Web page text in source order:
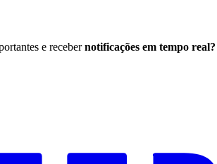
e receber notificações em tempo real?